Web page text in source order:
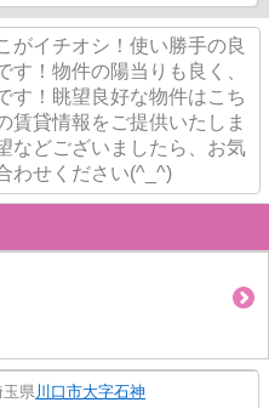
がイチオシ！使い勝手の良
！物件の陽当りも良く、
す！眺望良好な物件はこち
賃貸情報をご提供いたしま
などございましたら、お気
わせください(^_^)
玉県川口市大字石神